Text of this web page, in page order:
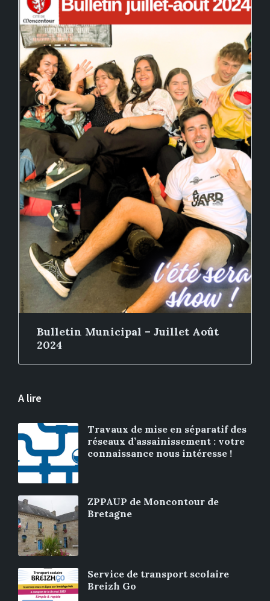
Bulletin Municipal – Juillet Août
2024
A lire
Travaux de mise en séparatif des
réseaux d’assainissement : votre
connaissance nous intéresse !
ZPPAUP de Moncontour de
Bretagne
Service de transport scolaire
Breizh Go